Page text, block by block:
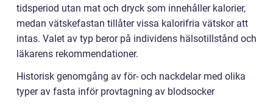
tidsperiod utan mat och dryck som innehåller kalorier,
medan vätskefastan tillåter vissa kalorifria vätskor att
intas. Valet av typ beror på individens hälsotillstånd och
läkarens rekommendationer.
Historisk genomgång av för- och nackdelar med olika
typer av fasta inför provtagning av blodsocker